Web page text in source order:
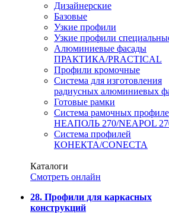
Дизайнерские
Базовые
Узкие профили
Узкие профили
Алюминиевые фасады
ПРАКТИКА/PRACTICAL
Профили кромочные
Система для изготовления
радиусных алюминиевых
Готовые рамки
Система рамочных
НЕАПОЛЬ 270/NEAPOL
Система профилей
КОНЕКТА/CONECTA
Каталоги
Смотреть онлайн
28. Профили для каркасных
конструкций